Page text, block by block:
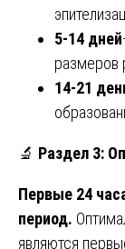
5-14 дней
размеров
14-21
🔬 Раздел 3:
Первые 24
период.
являются